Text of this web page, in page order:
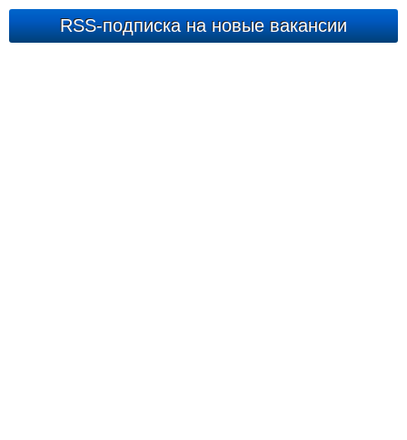
RSS-подписка на новые вакансии